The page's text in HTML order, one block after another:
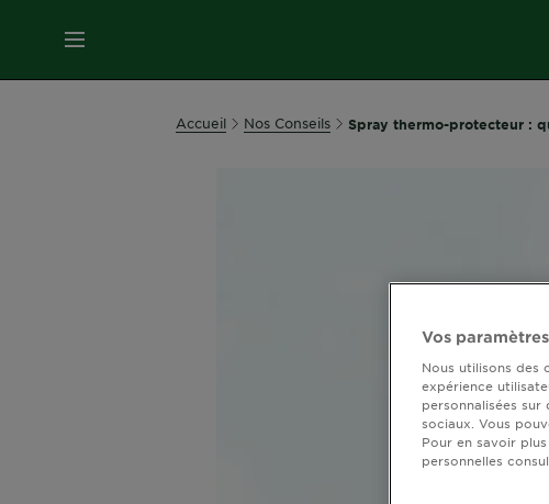
MENU
Accueil Nos Conseils Spray thermo-protecteur :
Vos
Nous utilisons des
expérience
personnalisées
sociaux. Vous
Pour en savoir
personnelles